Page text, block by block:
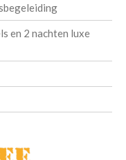
en 2 nachten luxe